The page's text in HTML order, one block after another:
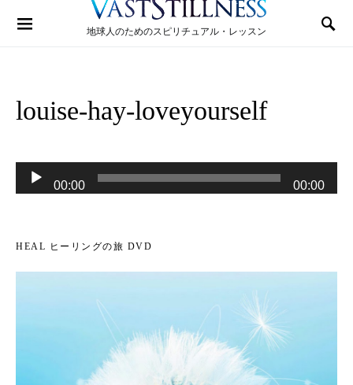
地球人のためのスピリチュアル・レッスン
Search for:
louise-hay-loveyourself
声
レ
00:00 00:00
HEAL ヒーリングの旅 DVD